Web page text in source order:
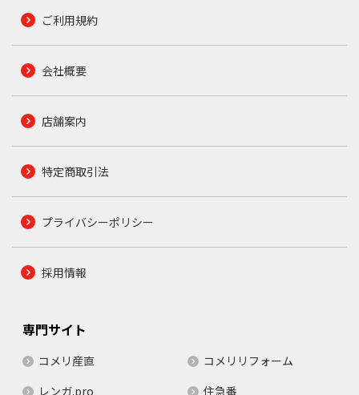
ご利用規約
会社概要
店舗案内
特定商取引法
プライバシーポリシー
採用情報
専門サイト
コメリ産直
コメリリフォーム
レンガ.pro
住急番